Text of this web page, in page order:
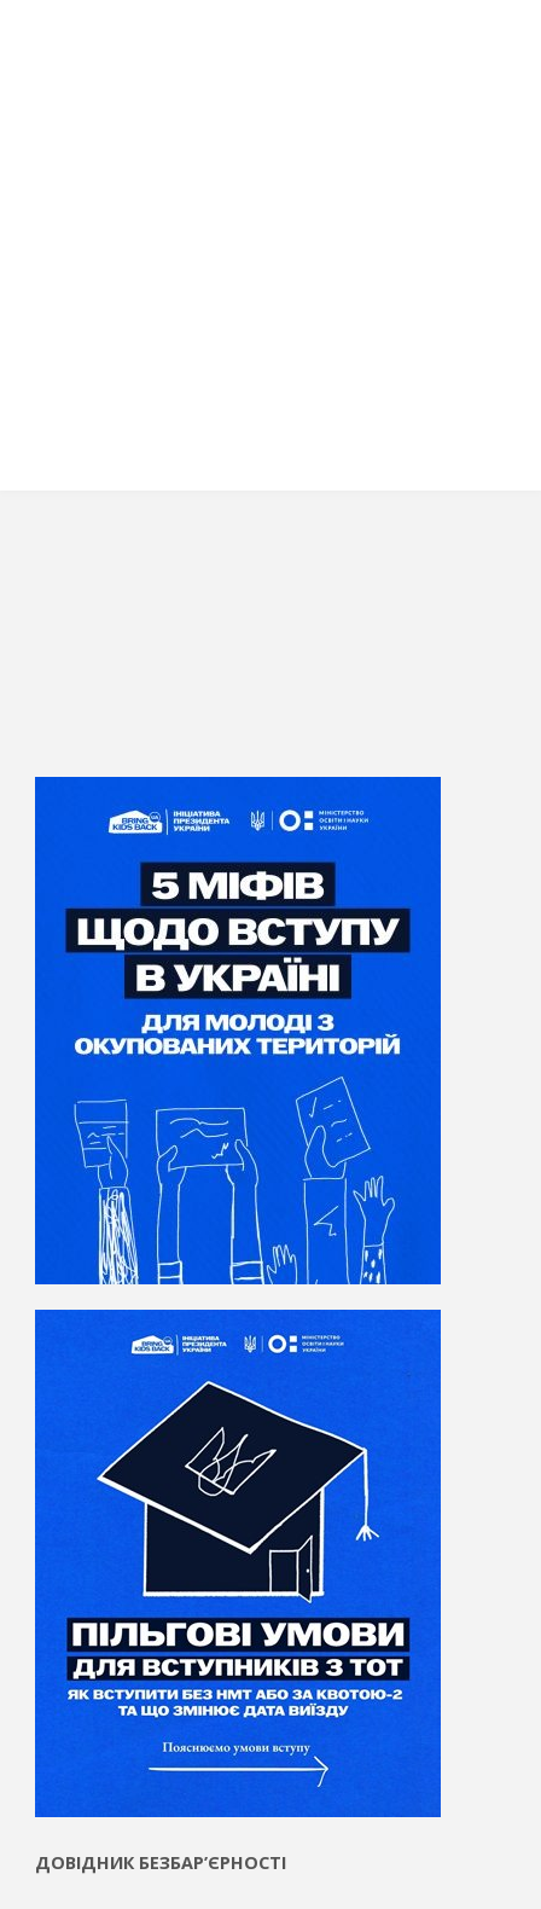
ДОВІДНИК БЕЗБАР’ЄРНОСТІ